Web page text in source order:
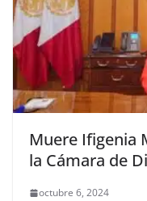
Muere Ifigenia
la Cámara de
octubre 6, 2024